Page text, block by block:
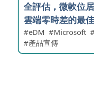
全評估，微軟位
雲端零時差的最
eDM Microsoft
產品宣傳